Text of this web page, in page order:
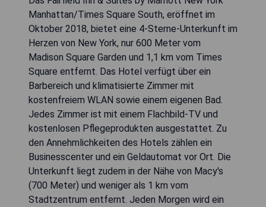
Manhattan/Times Square South, eröffnet im
Oktober 2018, bietet eine 4-Sterne-Unterkunft im
Herzen von New York, nur 600 Meter vom
Madison Square Garden und 1,1 km vom Times
Square entfernt. Das Hotel verfügt über ein
Barbereich und klimatisierte Zimmer mit
kostenfreiem WLAN sowie einem eigenen Bad.
Jedes Zimmer ist mit einem Flachbild-TV und
kostenlosen Pflegeprodukten ausgestattet. Zu
den Annehmlichkeiten des Hotels zählen ein
Businesscenter und ein Geldautomat vor Ort. Die
Unterkunft liegt zudem in der Nähe von Macy's
(700 Meter) und weniger als 1 km vom
Stadtzentrum entfernt. Jeden Morgen wird ein